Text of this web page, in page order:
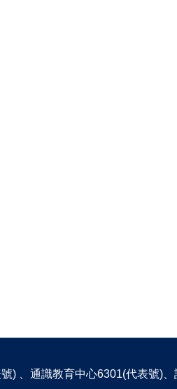
) 、通識教育中心6301(代表號)